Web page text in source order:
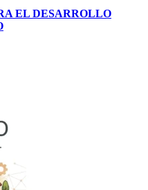
EL DESARROLLO